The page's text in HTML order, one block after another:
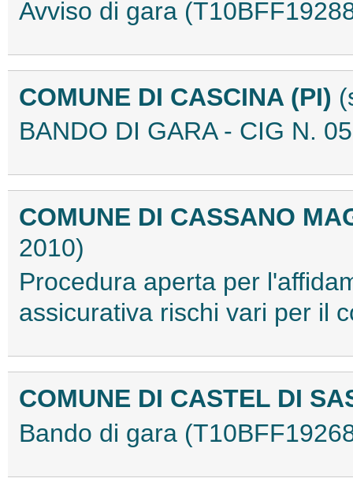
Avviso di gara
COMUNE DI CASCINA (PI)
BANDO DI GARA - CIG N.
COMUNE DI CASSANO
2010)
Procedura aperta per
assicurativa rischi vari per il
COMUNE DI CASTEL DI
Bando di gara